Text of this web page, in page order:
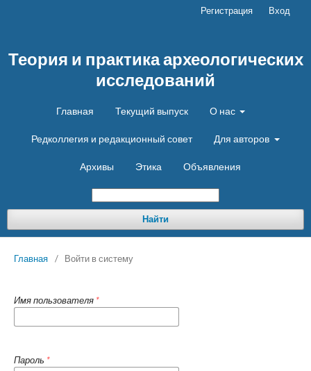
Теория и практика археологических
исследований
Главная Текущий выпуск О нас
Редколлегия и редакционный совет Для авторов
Архивы Этика Объявления
Найти
Регистрация Вход
Главная / Войти в систему
Имя пользователя *
Пароль *